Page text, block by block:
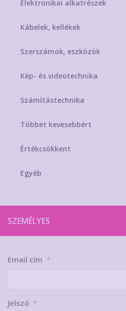
Elektronikai alkatrészek
Kábelek, kellékek
Szerszámok, eszközök
Kép- és videotechnika
Számítástechnika
Többet kevesebbért
Értékcsökkent
Egyéb
SZEMÉLYES
Email cím *
Jelszó *